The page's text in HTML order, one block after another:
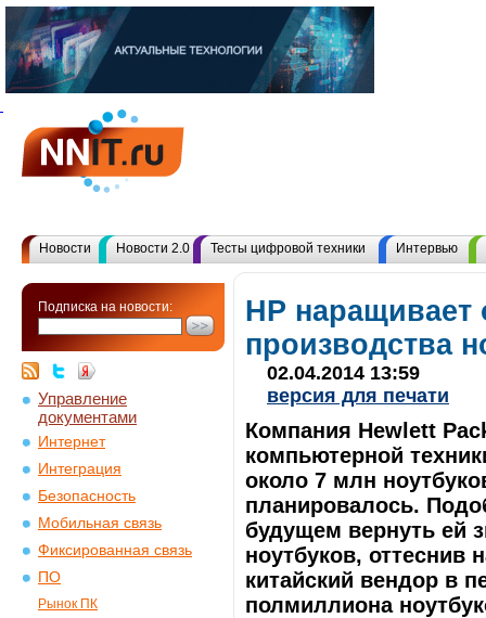
Новости Новости 2.0 Тесты цифровой техники Интервью
Подписка на новости:
Управление
документами
Интернет
Интеграция
Безопасность
Мобильная связь
Фиксированная связь
ПО
Рынок ПК
HP
производства
02.04.2014 13:59
версия для печати
Компания Hewlett
компьютерной
около 7 млн
планировалось.
будущем вернуть ей
ноутбуков, оттеснив
китайский вендор в
полмиллиона